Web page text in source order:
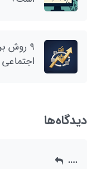
۹ روش
دیدگاه‌ها
....